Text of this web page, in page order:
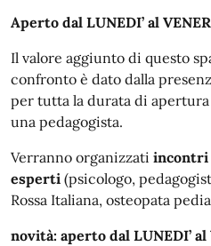
Aperto dal LUNEDI’ al
Il valore aggiunto di questo
confronto è dato dalla
per tutta la durata di
una pedagogista.
Verranno organizzati incontri
esperti (psicologo,
Rossa Italiana, osteopata
novità: aperto dal LUNEDI’ al